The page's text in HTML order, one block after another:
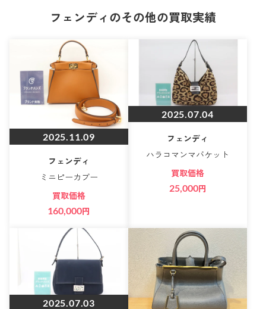
フェンディのその他の買取実績
2025.11.09
フェンディ
ミニピーカブー
買取価格
160,000円
2025.07.04
フェンディ
ハラコマンマバケット
買取価格
25,000円
2025.07.03